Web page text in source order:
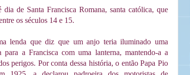
dia de Santa Francisca Romana, santa católica, que
os séculos 14 e 15.
lenda que diz que um anjo teria iluminado uma
para a Francisca com uma lanterna, mantendo-a a
perigos. Por conta dessa história, o então Papa Pio